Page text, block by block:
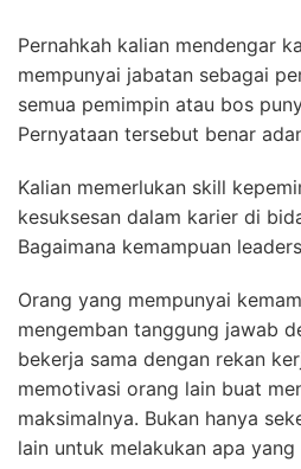
Pernahkah kalian mendengar
mempunyai jabatan sebagai
semua pemimpin atau bos
Pernyataan tersebut benar
Kalian memerlukan skill
kesuksesan dalam karier di
Bagaimana kemampuan
Orang yang mempunyai
mengemban tanggung jawab
bekerja sama dengan rekan
memotivasi orang lain buat
maksimalnya. Bukan hanya
lain untuk melakukan apa yang